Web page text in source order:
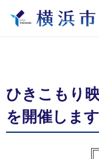
ひきこもり
を開催します